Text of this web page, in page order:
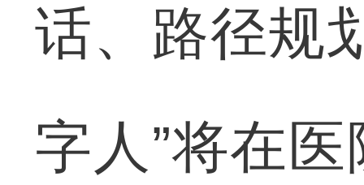
话、路径规
字人”将在